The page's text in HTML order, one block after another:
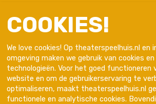
COOKIES!
We love cookies! Op theaterspeelhuis.nl en
omgeving maken we gebruik van cookies
technologieën. Voor het goed functioneren
website en om de gebruikerservaring te
optimaliseren, maakt theaterspeelhuis.nl
functionele en analytische cookies.